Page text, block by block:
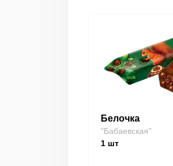
Белочка
"Бабаевская"
1 шт